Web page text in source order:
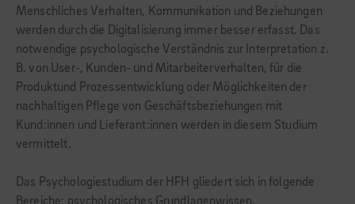
Menschliches Verhalten, Kommunikation und Beziehungen
werden durch die Digitalisierung immer besser erfasst. Das
notwendige psychologische Verständnis zur Interpretation z.
B. von User-, Kunden- und Mitarbeiterverhalten, für die
Produktund Prozessentwicklung oder Möglichkeiten der
nachhaltigen Pflege von Geschäftsbeziehungen mit
Kund:innen und Lieferant:innen werden in diesem Studium
vermittelt.
Das Psychologiestudium der HFH gliedert sich in folgende